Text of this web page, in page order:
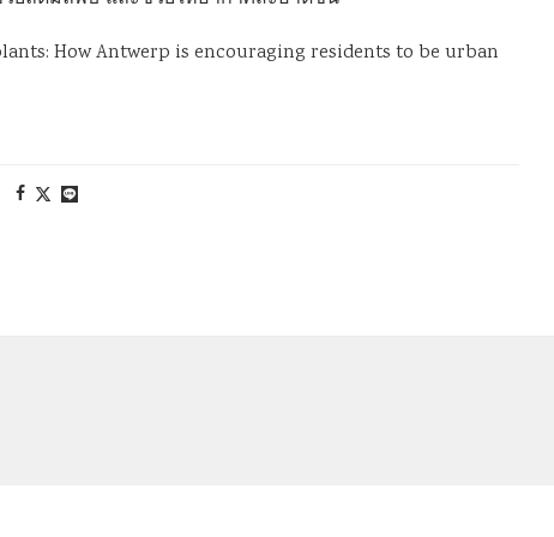
How Antwerp is encouraging residents to be urban